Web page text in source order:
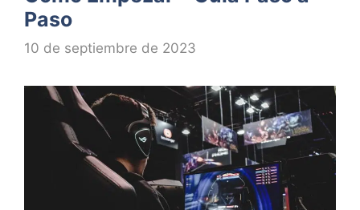
Paso
10 de septiembre de 2023